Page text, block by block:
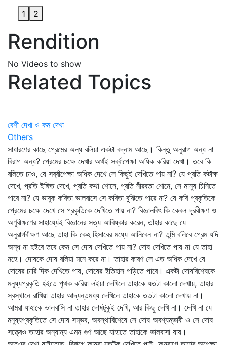
1 2
Rendition
No Videos to show
Related Topics
বেশী দেখা ও কম দেখা
Others
সাধারণের কাছে প্রেমের অন্ধ বলিয়া একটা বদ্‌নাম আছে। কিন্তু অনুরাগ অন্ধ না
বিরাগ অন্ধ? প্রেমের চক্ষে দেখার অর্থই সর্ব্বাপেক্ষা অধিক করিয়া দেখা। তবে কি
বলিতে চাও, যে সর্ব্বাপেক্ষা অধিক দেখে সে কিছুই দেখিতে পায় না? যে প্রতি কটাক্ষ
দেখে, প্রতি ইঙ্গিত দেখে, প্রতি কথা শোনে, প্রতি নীরবতা শোনে, সে মানুষ চিনিতে
পারে না? যে ভাবুক কবিতা ভালবাসে সে কবিতা বুঝিতে পারে না? যে কবি প্রকৃতিকে
প্রেমের চক্ষে দেখে সে প্রকৃতিকে দেখিতে পায় না? বিজ্ঞানবিৎ কি কেবল দূরবীক্ষণ ও
অণুবীক্ষণের সাহায্যেই বিজ্ঞানের সত্য আবিষ্কার করেন, তাঁহার কাছে যে
অনুরাগবীক্ষণ আছে তাহা কি কেহ হিসাবের মধ্যে আনিবেন না? তুমি বলিবে প্রেম যদি
অন্ধ না হইবে তবে কেন সে দোষ দেখিতে পায় না? দোষ দেখিতে পায় না যে তাহা
নহে। দোষকে দোষ বলিয়া মনে করে না। তাহার কারণ সে এত অধিক দেখে যে
দোষের চারি দিক দেখিতে পায়, দোষের ইতিহাস পড়িতে পারে। একটা দোষবিশেষকে
মনুষ্যপ্রকৃতি হইতে পৃথক করিয়া লইয়া দেখিলে তাহাকে যতটা কালো দেখায়, তাহার
স্বস্থানে রাখিয়া তাহার আদ্যন্তমধ্য দেখিলে তাহাকে ততটা কালো দেখায় না।
আমরা যাহাকে ভালবাসি না তাহার দোষটুকুই দেখি, আর কিছু দেখি না। দেখি না যে
মনুষ্যপ্রকৃতিতে সে দোষ সম্ভব, অবস্থাবিশেষে সে দোষ অবশ্যম্ভাবী ও সে দোষ
সত্ত্বেও তাহার অন্যান্য এমন গুণ আছে যাহাতে তাহাকে ভালবাসা যায়।